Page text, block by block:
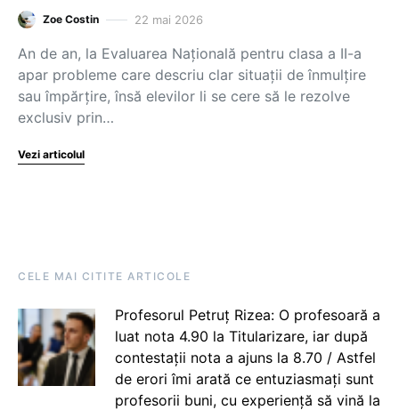
Zoe Costin 22 mai 2026
An de an, la Evaluarea Națională pentru clasa a II-a
apar probleme care descriu clar situații de înmulțire
sau împărțire, însă elevilor li se cere să le rezolve
exclusiv prin…
Vezi articolul
CELE MAI CITITE ARTICOLE
Profesorul Petruț Rizea: O profesoară a
luat nota 4.90 la Titularizare, iar după
contestații nota a ajuns la 8.70 / Astfel
de erori îmi arată ce entuziasmați sunt
profesorii buni, cu experiență să vină la